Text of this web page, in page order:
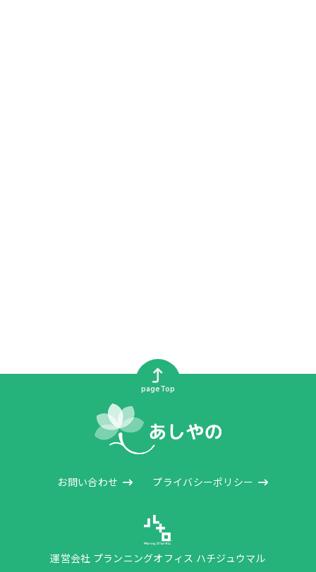
お問い合わせ プライバシーポリシー
運営会社 プランニングオフィス ハチジュウマル
pageTop